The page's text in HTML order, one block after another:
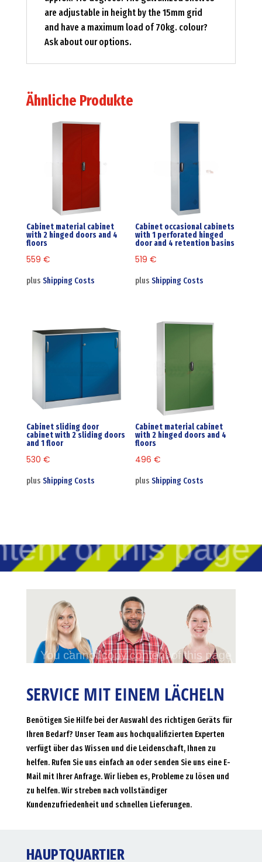
are adjustable in height by the 15mm grid
and have a maximum load of 70kg. colour?
Ask about our options.
Ähnliche Produkte
Cabinet material cabinet
with 2 hinged doors and 4
floors
559 €
plus Shipping Costs
Cabinet occasional cabinets
with 1 perforated hinged
door and 4 retention basins
519€
plusShipping Costs
Cabinet sliding door
cabinet with 2 sliding doors
and 1 floor
530 €
plus Shipping Costs
Cabinet material cabinet
with 2 hinged doors and 4
floors
496€
plusShipping Costs
SERVICE MIT EINEM LÄCHELN
Benötigen Sie Hilfe bei der Auswahl des richtigen Geräts für
Ihren Bedarf? Unser Team aus hochqualifizierten Experten
verfügt über das Wissen und die Leidenschaft, Ihnen zu
helfen. Rufen Sie uns einfach an oder senden Sie uns eine E-
Mail mit Ihrer Anfrage. Wir lieben es, Probleme zu lösen und
zu helfen. Wir streben nach vollständiger
Kundenzufriedenheit und schnellen Lieferungen.
HAUPTQUARTIER